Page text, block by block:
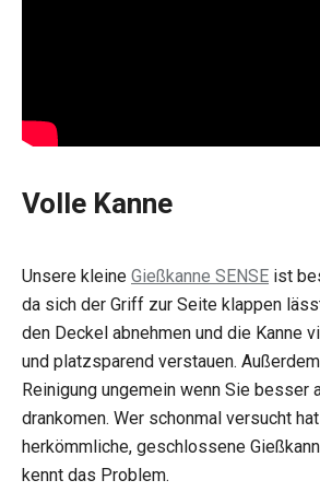
Volle Kanne
Unsere kleine Gießkanne SENSE ist
da sich der Griff zur Seite klappen
den Deckel abnehmen und die Kanne
und platzsparend verstauen.
Reinigung ungemein wenn Sie besser
drankomen. Wer schonmal versucht
herkömmliche, geschlossene
kennt das Problem.